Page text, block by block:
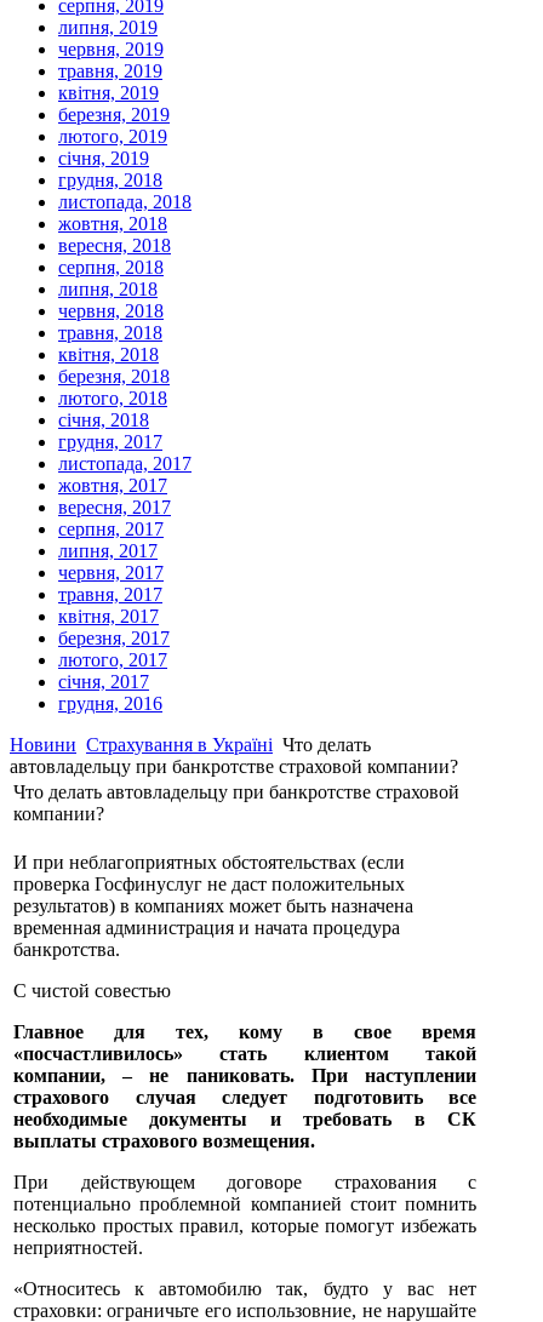
серпня, 2019
липня, 2019
червня, 2019
травня, 2019
квітня, 2019
березня, 2019
лютого, 2019
січня, 2019
грудня, 2018
листопада, 2018
жовтня, 2018
вересня, 2018
серпня, 2018
липня, 2018
червня, 2018
травня, 2018
квітня, 2018
березня, 2018
лютого, 2018
січня, 2018
грудня, 2017
листопада, 2017
жовтня, 2017
вересня, 2017
серпня, 2017
липня, 2017
червня, 2017
травня, 2017
квітня, 2017
березня, 2017
лютого, 2017
січня, 2017
грудня, 2016
Новини Страхування в Україні Что делать
автовладельцу при банкротстве страховой компании?
Что делать автовладельцу при банкротстве страховой
компании?
И при неблагоприятных обстоятельствах (если
проверка Госфинуслуг не даст положительных
результатов) в компаниях может быть назначена
временная администрация и начата процедура
банкротства.
С чистой совестью
Главное для тех, кому в свое время
«посчастливилось» стать клиентом такой
компании, – не паниковать. При наступлении
страхового случая следует подготовить все
необходимые документы и требовать в СК
выплаты страхового возмещения.
При действующем договоре страхования с
потенциально проблемной компанией стоит помнить
несколько простых правил, которые помогут избежать
неприятностей.
«Относитесь к автомобилю так, будто у вас нет
страховки: ограничьте его использовние, не нарушайте